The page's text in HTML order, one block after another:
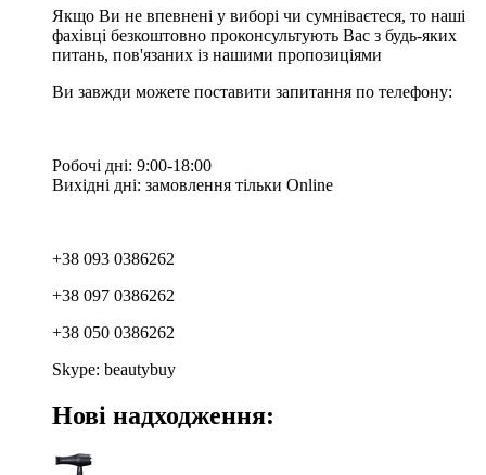
Якщо Ви не впевнені у виборі чи сумніваєтеся, то наші
фахівці безкоштовно проконсультують Вас з будь-яких
питань, пов'язаних із нашими пропозиціями
Ви завжди можете поставити запитання по телефону:
Робочі дні: 9:00-18:00
Вихідні дні: замовлення тільки Online
+38 093 0386262
+38 097 0386262
+38 050 0386262
Skype: beautybuy
Нові надходження: